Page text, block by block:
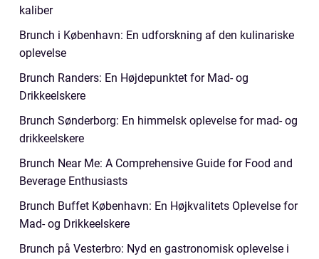
kaliber
Brunch i København: En udforskning af den kulinariske
oplevelse
Brunch Randers: En Højdepunktet for Mad- og
Drikkeelskere
Brunch Sønderborg: En himmelsk oplevelse for mad- og
drikkeelskere
Brunch Near Me: A Comprehensive Guide for Food and
Beverage Enthusiasts
Brunch Buffet København: En Højkvalitets Oplevelse for
Mad- og Drikkeelskere
Brunch på Vesterbro: Nyd en gastronomisk oplevelse i